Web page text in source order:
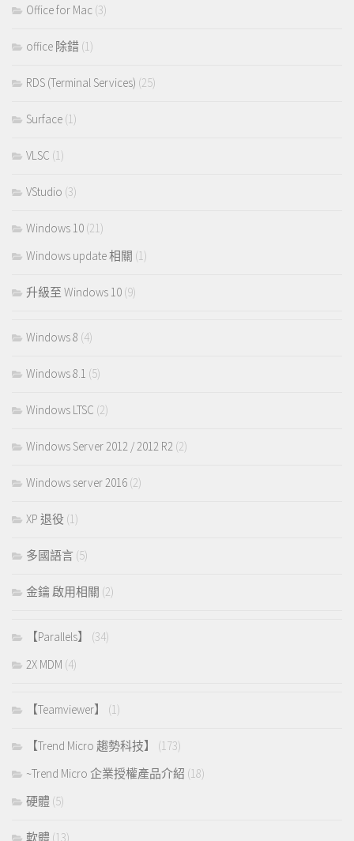
Office for Mac (3)
office 除錯 (1)
RDS (Terminal Services) (25)
Surface (1)
VLSC (1)
VStudio (3)
Windows 10 (21)
Windows update 相關 (1)
升級至 Windows 10 (9)
Windows 8 (4)
Windows 8.1 (5)
Windows LTSC (2)
Windows Server 2012 / 2012 R2 (2)
Windows server 2016 (2)
XP 退役 (1)
多國語言 (5)
金鑰 啟用相關 (2)
【Parallels】
(34)
2X MDM (4)
【Teamviewer】 (1)
【Trend Micro 趨勢科技】
(173)
~Trend Micro 企業授權產品介紹 (18)
硬體 (5)
軟體 (13)